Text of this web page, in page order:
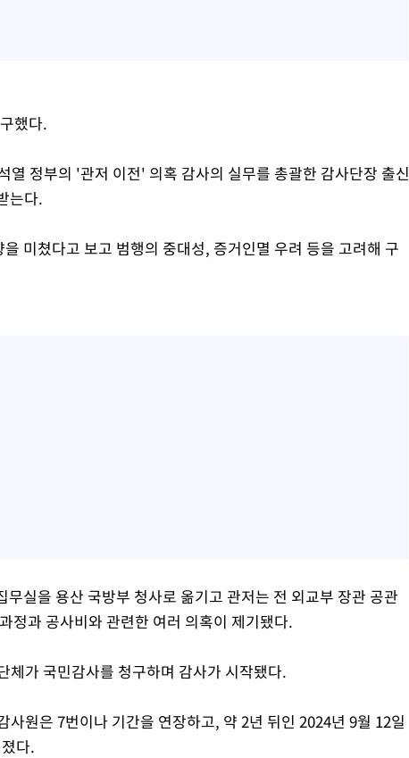
했다.
열 정부의 '관저 이전' 의혹 감사의 실무를 총괄한 감사단장 출신
는다.
미쳤다고 보고 범행의 중대성, 증거인멸 우려 등을 고려해 구
실을 용산 국방부 청사로 옮기고 관저는 전 외교부 장관 공관
정과 공사비와 관련한 여러 의혹이 제기됐다.
체가 국민감사를 청구하며 감사가 시작됐다.
사원은 7번이나 기간을 연장하고, 약 2년 뒤인 2024년 9월 12일
다.